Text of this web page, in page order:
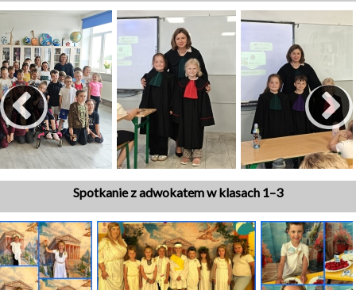
Spotkanie z adwokatem w klasach 1–3